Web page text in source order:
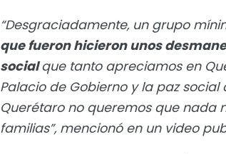
“Desgraciadamente, un grupo
que fueron hicieron unos
socialque tanto apreciamos en
Palacio de Gobierno y la paz
Querétaro no queremos que nada
familias”, mencionó en un video